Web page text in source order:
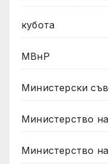
кубота
МВнР
Министерски
Министерство на
Министерство